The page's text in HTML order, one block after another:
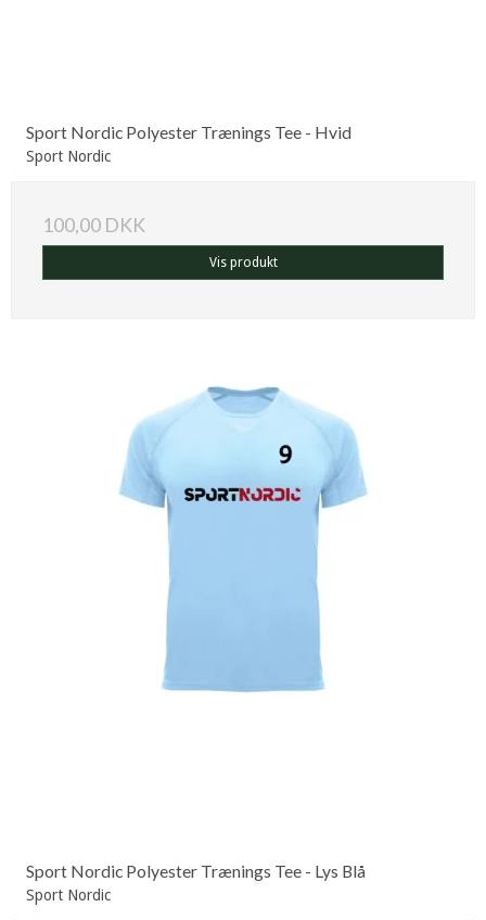
Sport Nordic Polyester Trænings Tee - Hvid
Sport Nordic
100,00 DKK
Vis produkt
Sport Nordic Polyester Trænings Tee - Lys Blå
Sport Nordic